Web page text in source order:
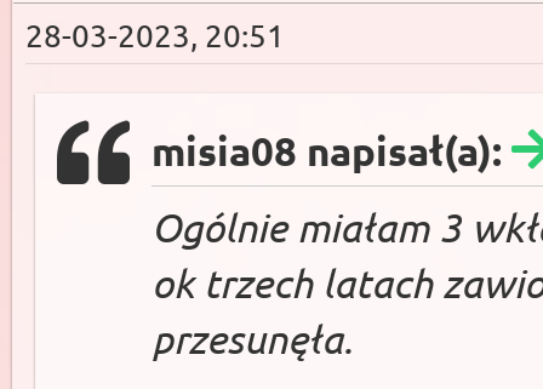
28-03-2023, 20:51
misia08 napisał(a):
Ogólnie miałam 3
ok trzech latach
przesunęła.